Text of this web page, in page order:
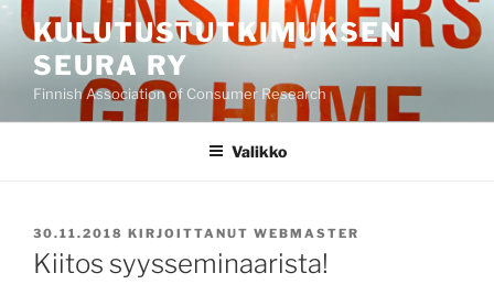
Siirry
sisältöönKULUTUSTUTKIMUKSEN
SEURA RY
Finnish Association of Consumer Research
Valikko
JULKAISTU
30.11.2018 KIRJOITTANUT WEBMASTER
Kiitos syysseminaarista!